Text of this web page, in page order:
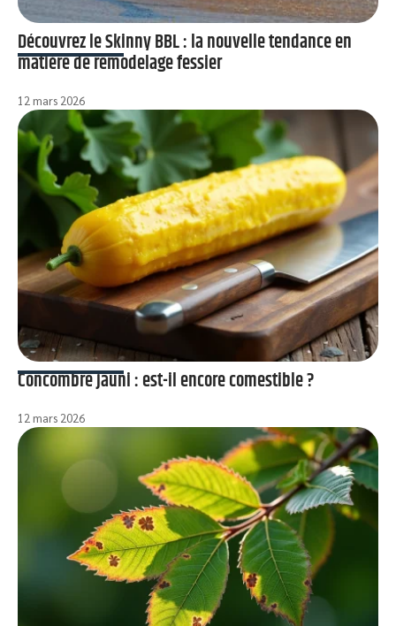
Découvrez le Skinny BBL : la nouvelle tendance en
matière de remodelage fessier
12 mars 2026
Concombre jauni : est-il encore comestible ?
12 mars 2026